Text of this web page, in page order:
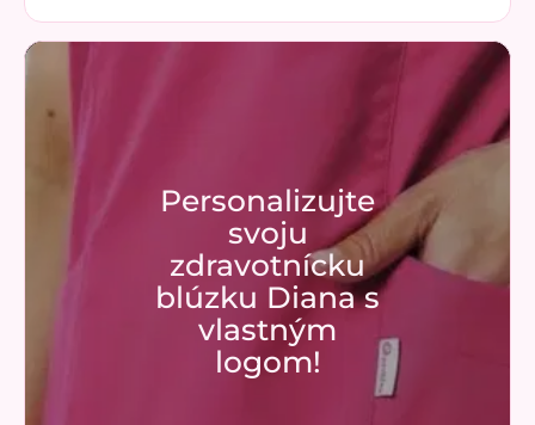
Personalizujte
svoju
zdravotnícku
blúzku Diana s
vlastným
logom!